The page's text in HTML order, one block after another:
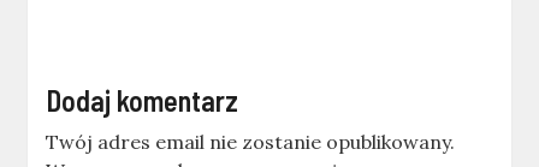
Dodaj komentarz
Twój adres email nie zostanie opublikowany.